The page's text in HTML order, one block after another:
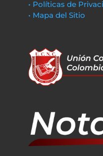
• Políticas de
• Mapa del Sitio